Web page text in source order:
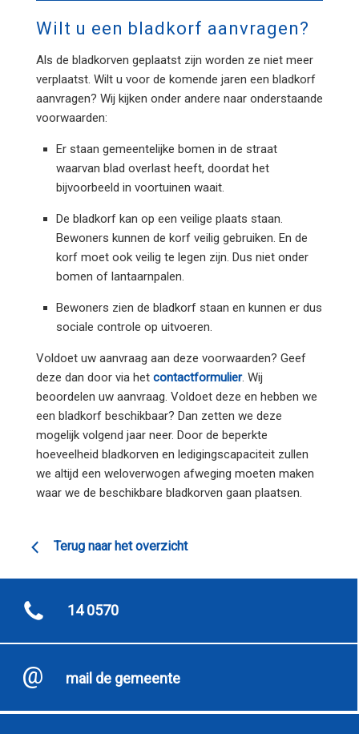
Wilt u een bladkorf aanvragen?
Als de bladkorven geplaatst zijn worden ze niet meer
verplaatst. Wilt u voor de komende jaren een bladkorf
aanvragen? Wij kijken onder andere naar onderstaande
voorwaarden:
Er staan gemeentelijke bomen in de straat
waarvan blad overlast heeft, doordat het
bijvoorbeeld in voortuinen waait.
De bladkorf kan op een veilige plaats staan.
Bewoners kunnen de korf veilig gebruiken. En de
korf moet ook veilig te legen zijn. Dus niet onder
bomen of lantaarnpalen.
Bewoners zien de bladkorf staan en kunnen er dus
sociale controle op uitvoeren.
Voldoet uw aanvraag aan deze voorwaarden? Geef
deze dan door via het contactformulier. Wij
beoordelen uw aanvraag. Voldoet deze en hebben we
een bladkorf beschikbaar? Dan zetten we deze
mogelijk volgend jaar neer. Door de beperkte
hoeveelheid bladkorven en ledigingscapaciteit zullen
we altijd een weloverwogen afweging moeten maken
waar we de beschikbare bladkorven gaan plaatsen.
Terug naar het overzicht
14 0570
mail de gemeente